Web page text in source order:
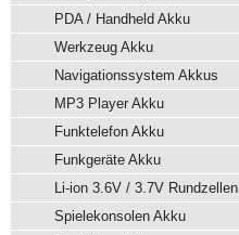
PDA / Handheld Akku
Werkzeug Akku
Navigationssystem Akkus
MP3 Player Akku
Funktelefon Akku
Funkgeräte Akku
Li-ion 3.6V / 3.7V Rundzellen
Spielekonsolen Akku